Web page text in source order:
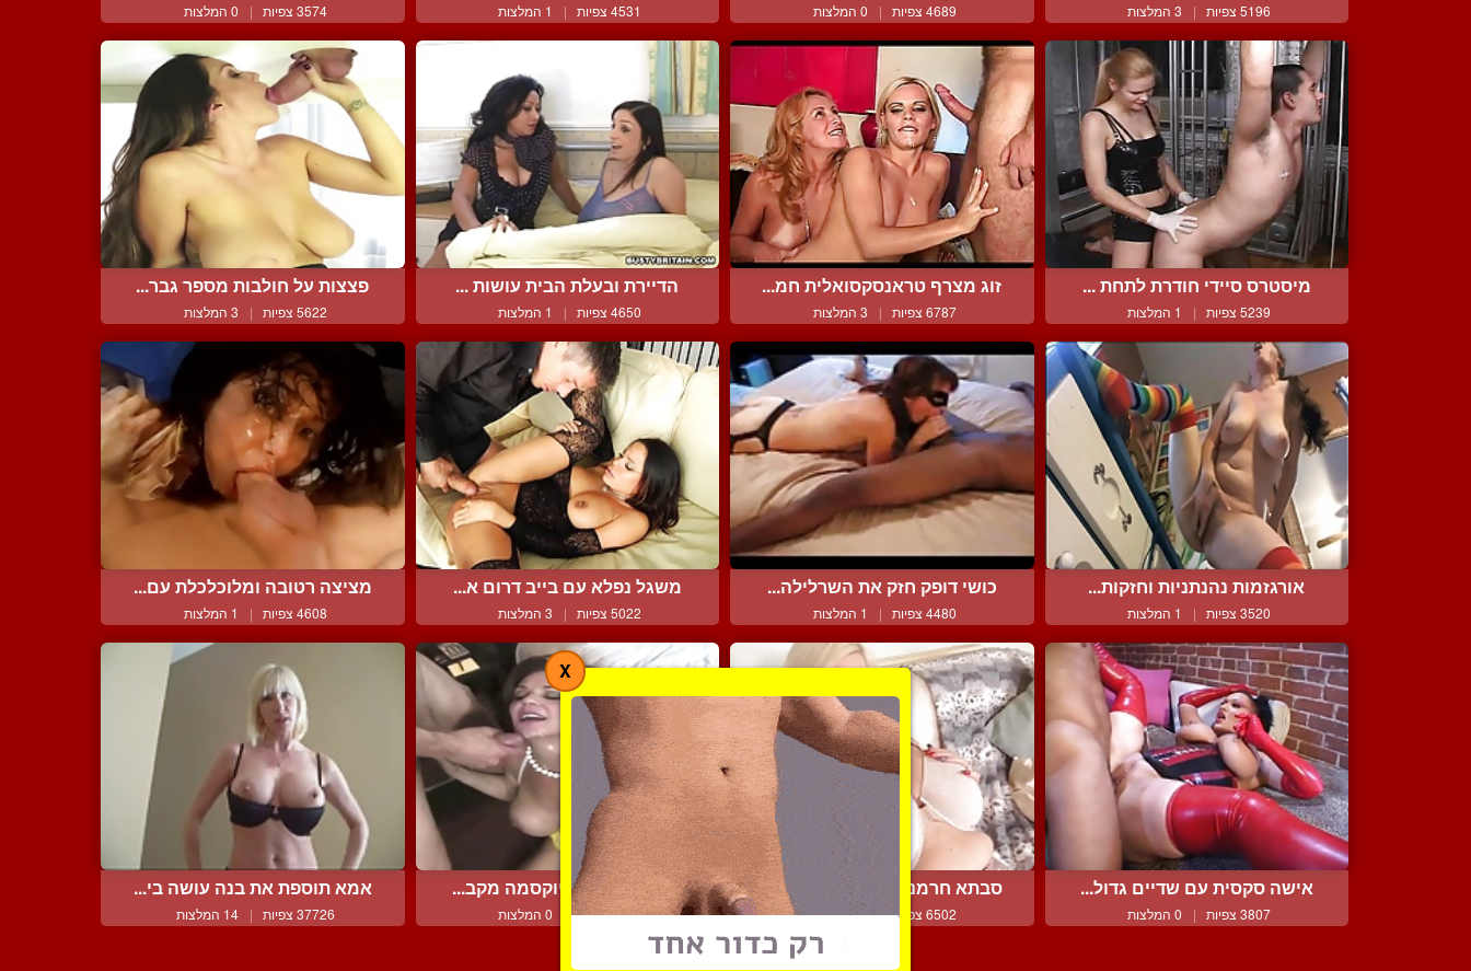
5196 צפיות | 3 המלצות 4689 צפיות | 0 המלצות 4531 צפיות | 1 המלצות 3574 צפיות | 0 המלצות
מיסטרס סיידי חודרת לתחת ...
5239 צפיות | 1 המלצות
זוג מצרף טראנסקסואלית חמ...
6787 צפיות | 3 המלצות
הדיירת ובעלת הבית עושות ...
4650 צפיות | 1 המלצות
פצצות על חולבות מספר גבר...
5622 צפיות | 3 המלצות
אורגזמות נהנתניות וחזקות...
3520 צפיות | 1 המלצות
כושי דופק חזק את השרלילה...
4480 צפיות | 1 המלצות
משגל נפלא עם בייב דרום א...
5022 צפיות | 3 המלצות
מציצה רטובה ומלוכלכלת עם...
4608 צפיות | 1 המלצות
אישה סקסית עם שדיים גדול...
3807 צפיות | 0 המלצות
סבתא חרמנית מורידה את הב...
6502 צפיות | 4 המלצות
כוכבת הפורנו דיוקסמה מקב...
5718 צפיות | 0 המלצות
אמא תוספת את בנה עושה בי...
37726 צפיות | 14 המלצות
צור קשר
X